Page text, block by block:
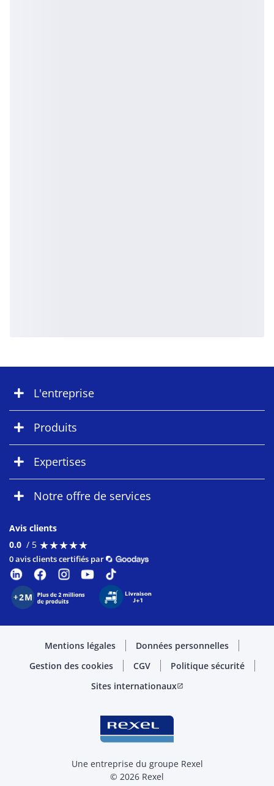
L'entreprise
Produits
Expertises
Notre offre de services
Avis clients
0.0 / 5 ★★★★★
★★★★★
0 avis clients certifiés par
Mentions légales
Données personnelles
Gestion des cookies
CGV
Politique sécurité
Sites internationauxopen_in_new
Une entreprise du groupe Rexel
© 2026 Rexel